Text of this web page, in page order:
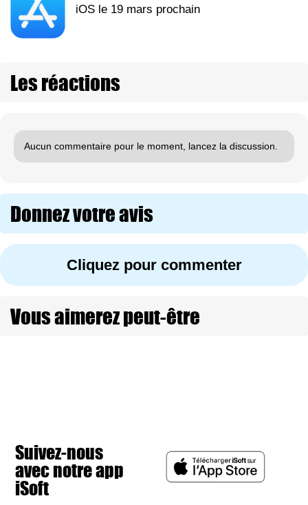
iOS le 19 mars prochain
Les réactions
Aucun commentaire pour le moment, lancez la discussion.
Donnez votre avis
Cliquez pour commenter
Vous aimerez peut-être
Suivez-nous
avec notre app
iSoft